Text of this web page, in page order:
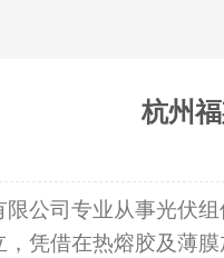
杭州
公司专业从事光伏
凭借在热熔胶及薄